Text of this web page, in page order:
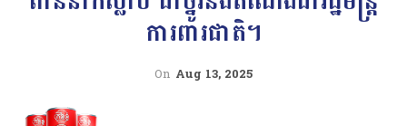
ការពារជាតិ។
On Aug 13, 2025